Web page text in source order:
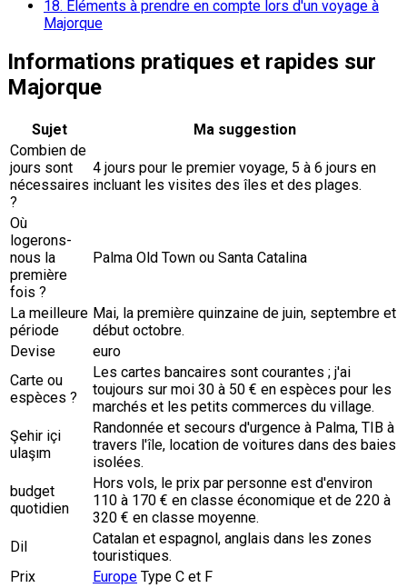
18. Éléments à prendre en compte lors d'un voyage à
Majorque
Informations pratiques et rapides sur
Majorque
Sujet
Ma suggestion
Combien de
jours sont
nécessaires
?
4 jours pour le premier voyage, 5 à 6 jours en
incluant les visites des îles et des plages.
Où
logerons-
nous la
première
fois ?
Palma Old Town ou Santa Catalina
La meilleure
période
Mai, la première quinzaine de juin, septembre et
début octobre.
Devise
euro
Carte ou
espèces ?
Les cartes bancaires sont courantes ; j'ai
toujours sur moi 30 à 50 € en espèces pour les
marchés et les petits commerces du village.
Şehir içi
ulaşım
Randonnée et secours d'urgence à Palma, TIB à
travers l'île, location de voitures dans des baies
isolées.
budget
quotidien
Hors vols, le prix par personne est d'environ
110 à 170 € en classe économique et de 220 à
320 € en classe moyenne.
Dil
Catalan et espagnol, anglais dans les zones
touristiques.
Prix
Europe Type C et F